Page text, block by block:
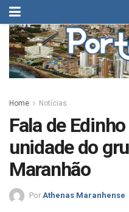
Home Notícias
Fala de
unidade do
Maranhão
Por Athenas Maranhense